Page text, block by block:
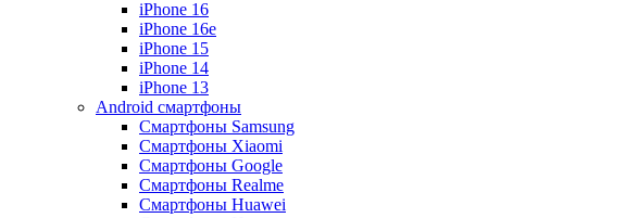
iPhone 16
iPhone 16e
iPhone 15
iPhone 14
iPhone 13
Android cмартфоны
Смартфоны Samsung
Смартфоны Xiaomi
Смартфоны Google
Смартфоны Realme
Смартфоны Huawei